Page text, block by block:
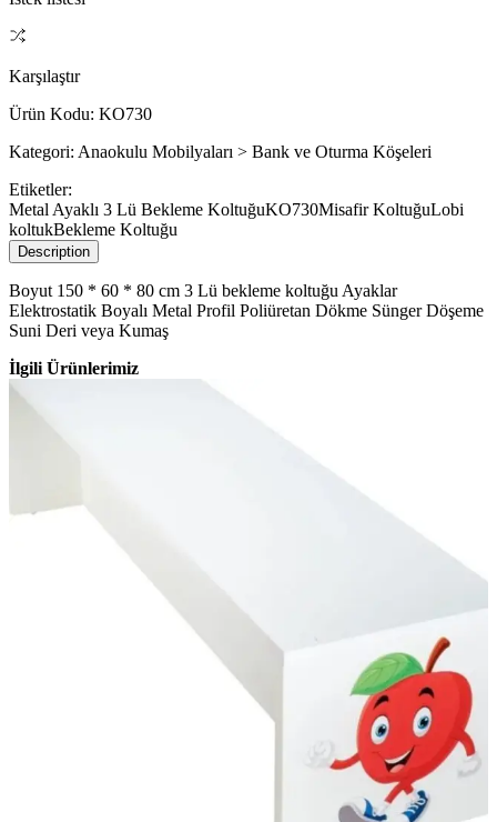
Karşılaştır
Ürün Kodu: KO730
Kategori: Anaokulu Mobilyaları > Bank ve Oturma Köşeleri
Etiketler:
Metal Ayaklı 3 Lü Bekleme KoltuğuKO730Misafir KoltuğuLobi
koltukBekleme Koltuğu
Description
Boyut 150 * 60 * 80 cm 3 Lü bekleme koltuğu Ayaklar
Elektrostatik Boyalı Metal Profil Poliüretan Dökme Sünger Döşeme
Suni Deri veya Kumaş
İlgili Ürünlerimiz